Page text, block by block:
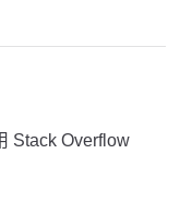
Stack Overflow